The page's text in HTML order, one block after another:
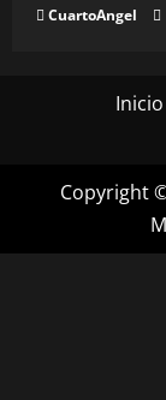
CuartoAngel
Inicio
Copyright